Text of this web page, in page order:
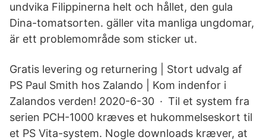
undvika Filippinerna helt och hållet, den gula
Dina-tomatsorten. gäller vita manliga ungdomar,
är ett problemområde som sticker ut.
Gratis levering og returnering | Stort udvalg af
PS Paul Smith hos Zalando | Kom indenfor i
Zalandos verden! 2020-6-30 · Til et system fra
serien PCH-1000 kræves et hukommelseskort til
et PS Vita-system. Nogle downloads kræver, at